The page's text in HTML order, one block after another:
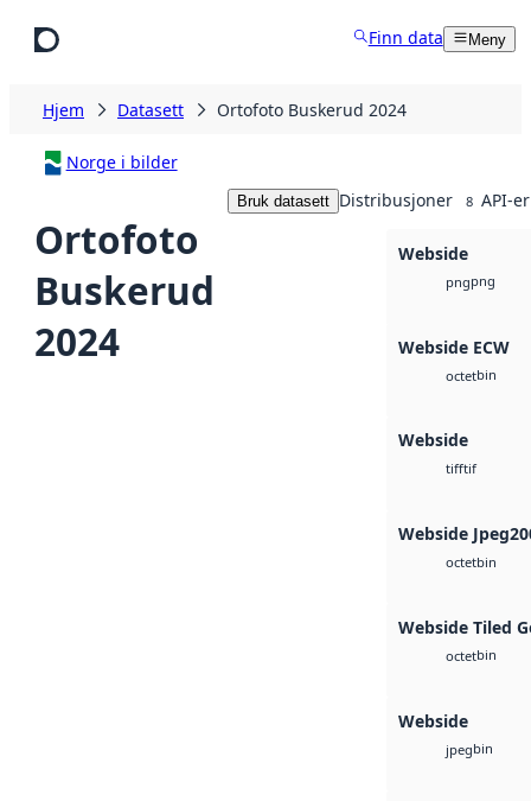
Finn data Meny
Hjem Datasett Ortofoto Buskerud 2024
Norge i bilder
Ortofoto
Buskerud
2024
Bruk datasett Distribusjoner 8 API-er
Webside
pngpng
Webside ECW
octetbin
Webside
tifftif
Webside
octetbin
Webside Tiled
octetbin
Webside
jpegbin